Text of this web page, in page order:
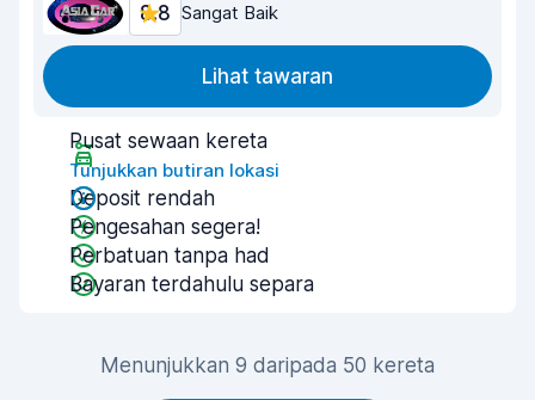
8.8 Sangat Baik
Lihat tawaran
Pusat sewaan kereta
Tunjukkan butiran lokasi
Deposit rendah
Pengesahan segera!
Perbatuan tanpa had
Bayaran terdahulu separa
Menunjukkan 9 daripada 50 kereta